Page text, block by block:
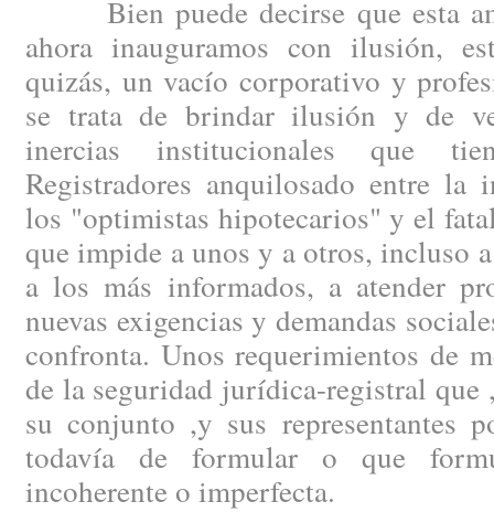
Bien puede decirse que esta
ahora inauguramos con ilusión,
quizás, un vacío corporativo y
se trata de brindar ilusión y de
inercias institucionales que
Registradores anquilosado entre la
los "optimistas hipotecarios" y el
que impide a unos y a otros, incluso
a los más informados, a atender
nuevas exigencias y demandas
confronta. Unos requerimientos de
de la seguridad jurídica-registral que
su conjunto ,y sus representantes
todavía de formular o que
incoherente o imperfecta.